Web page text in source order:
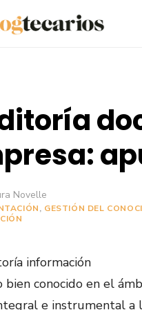
Novelle
, GESTIÓN DEL
bien conocido en el
e instrumental a